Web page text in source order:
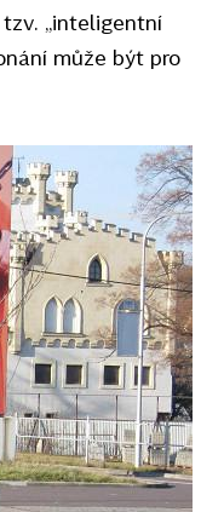
„inteligentní
může být pro